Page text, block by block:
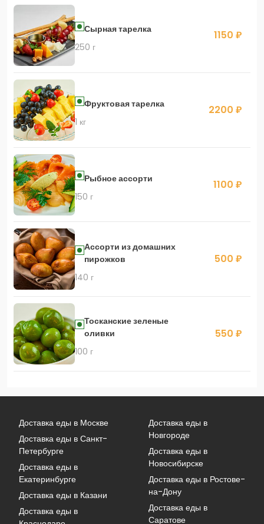
Сырная тарелка
250 г
1150 ₽
Фруктовая тарелка
1 кг
2200 ₽
Рыбное ассорти
150 г
1100 ₽
Ассорти из домашних
пирожков
140 г
500 ₽
Тосканские зеленые
оливки
100 г
550 ₽
Доставка еды в Москве
Доставка еды в Санкт-
Петербурге
Доставка еды в
Екатеринбурге
Доставка еды в Казани
Доставка еды в
Доставка еды в
Новгороде
Доставка еды в
Новосибирске
Доставка еды в Ростове-
на-Дону
Доставка еды в
Саратове